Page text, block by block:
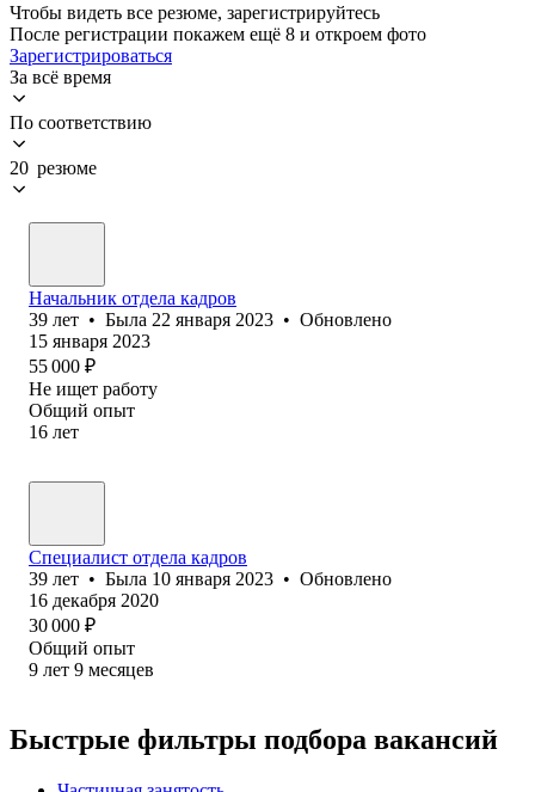
Чтобы видеть все резюме, зарегистрируйтесь
После регистрации покажем ещё 8 и откроем фото
Зарегистрироваться
За всё время
По соответствию
20 резюме
Начальник отдела кадров
39 лет • Была 22 января 2023 • Обновлено
15 января 2023
55 000 ₽
Не ищет работу
Общий опыт
16 лет
Специалист отдела кадров
39 лет • Была 10 января 2023 • Обновлено
16 декабря 2020
30 000 ₽
Общий опыт
9 лет 9 месяцев
Быстрые фильтры подбора вакансий